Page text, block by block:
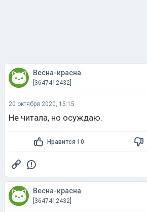
Весна-красна
[3647412432]
20 октября 2020, 15:15
Не читала, но осуждаю.
Нравится 10
Весна-красна
[3647412432]